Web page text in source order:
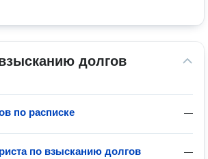
долгов
—
по расписке
—
по взысканию долгов